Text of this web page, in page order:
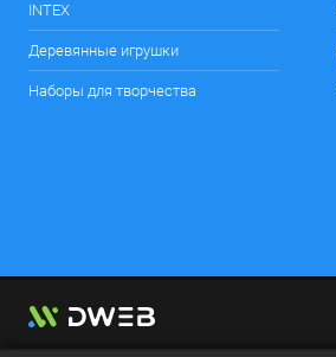
INTEX
Деревянные игрушки
Наборы для творчества